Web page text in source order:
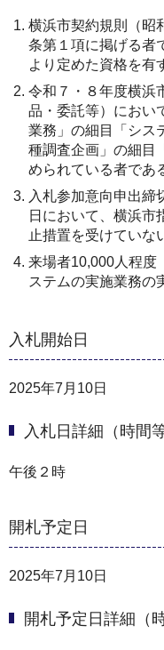
横浜市契約規則（昭
条第１項に掲げる者
より定めた資格を有
令和７・８年度横浜
品・委託等）にお
業務」の細目「シ
種調査企画」の細目
められている者であ
入札参加意向申出締
日において、横浜市
止措置を受けていな
来場者10,000人程度
ステムの実施業務の
入札開始日
2025年7月10日
入札日詳細（時間等
午後２時
開札予定日
2025年7月10日
開札予定日詳細（